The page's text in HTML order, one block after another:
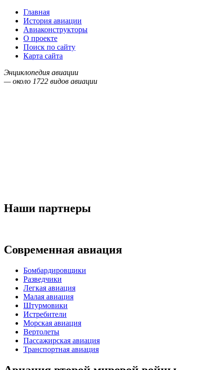
Главная
История авиации
Авиаконструкторы
О проекте
Поиск по сайту
Карта сайта
Энциклопедия авиации
— около 1722 видов авиации
Наши партнеры
Современная авиация
Бомбардировщики
Разведчики
Легкая авиация
Малая авиация
Штурмовики
Истребители
Морская авиация
Вертолеты
Пассажирская авиация
Транспортная авиация